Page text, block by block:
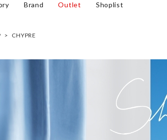
Brand Outlet Shoplist
> CHYPRE